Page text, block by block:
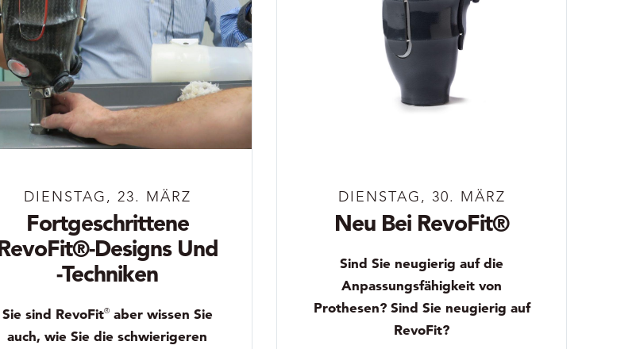
DIENSTAG, 23. MÄRZ
Fortgeschrittene
Designs Und
-Techniken
Sie sind RevoFit®aber wissen Sie
auch, wie Sie die schwierigeren
DIENSTAG, 30. MÄRZ
Neu Bei RevoFit®
Sind Sie neugierig auf die
Anpassungsfähigkeit von
Prothesen? Sind Sie neugierig auf
RevoFit?